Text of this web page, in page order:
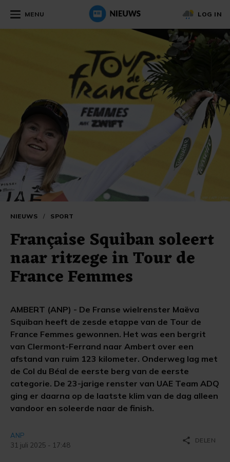
MENU LOG IN
NIEUWS / SPORT
Française Squiban soleert
naar ritzege in Tour de
France Femmes
AMBERT (ANP) - De Franse wielrenster Maëva
Squiban heeft de zesde etappe van de Tour de
France Femmes gewonnen. Het was een bergrit
van Clermont-Ferrand naar Ambert over een
afstand van ruim 123 kilometer. Onderweg lag met
de Col du Béal de eerste berg van de eerste
categorie. De 23-jarige renster van UAE Team ADQ
ging er daarna op de laatste klim van de dag alleen
vandoor en soleerde naar de finish.
ANP
31 juli 2025 - 17:48
share DELEN